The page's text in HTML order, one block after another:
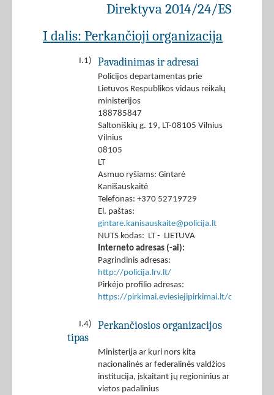
Direktyva 2014/24/ES
I dalis: Perkančioji organizacija
I.1) Pavadinimas ir adresai
Policijos departamentas prie
Lietuvos Respublikos vidaus reikalų
ministerijos
188785847
Saltoniškių g. 19, LT-08105 Vilnius
Vilnius
08105
LT
Asmuo ryšiams: Gintarė
Kanišauskaitė
Telefonas: +370 52719729
El. paštas:
gintare.kanisauskaite@policija.lt
NUTS kodas: LT - LIETUVA
Interneto adresas (-ai):
Pagrindinis adresas:
http://policija.lrv.lt/
Pirkėjo profilio adresas:
https://pirkimai.eviesiejipirkimai.lt/ctm/
I.4)
Perkančiosios organizacijos
tipas
Ministerija ar kuri nors kita
nacionalinės ar federalinės valdžios
institucija, įskaitant jų regioninius ar
vietos padalinius